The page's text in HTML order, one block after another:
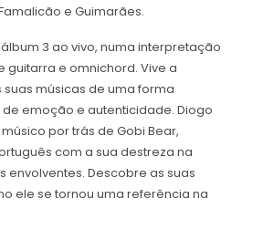
e Guimarães.
3 ao vivo, numa interpretação
e omnichord. Vive a
músicas de uma forma
emoção e autenticidade. Diogo
por trás de Gobi Bear,
com a sua destreza na
Descobre as suas
ele se tornou uma referência na